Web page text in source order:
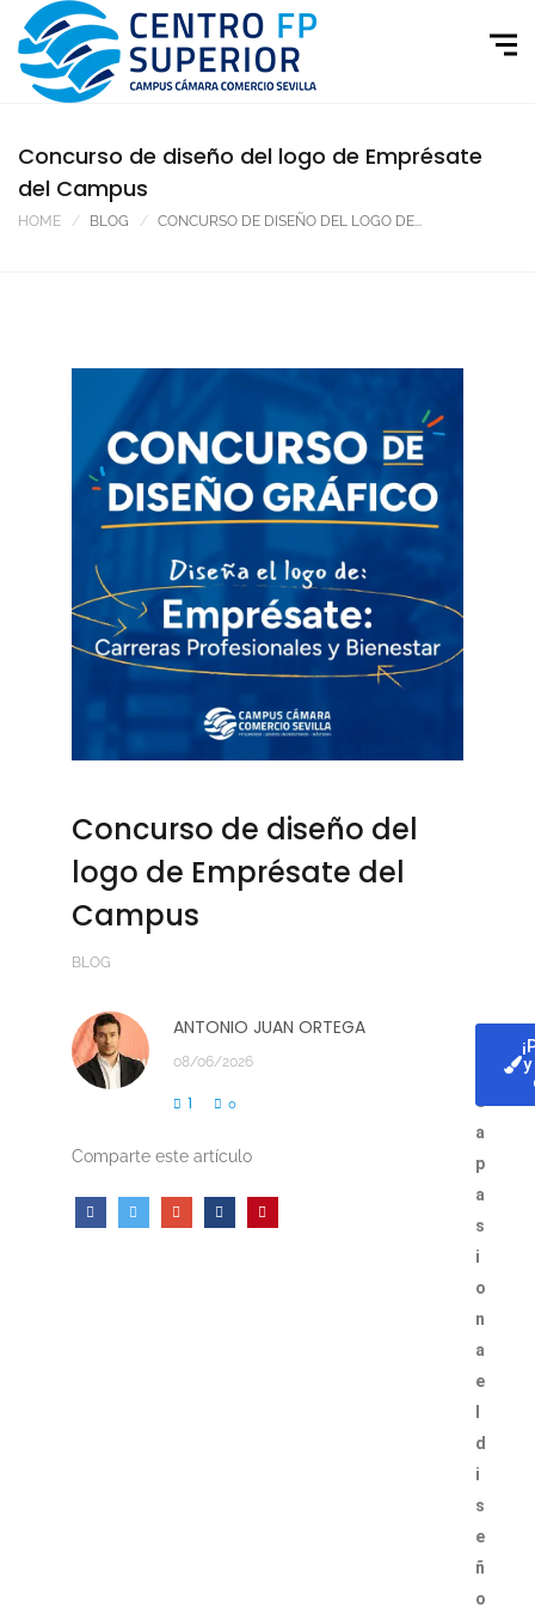
Concurso de diseño del logo de Emprésate
del Campus
HOME BLOG CONCURSO DE DISEÑO DEL LOGO DE...
Concurso de diseño del
logo de Emprésate del
Campus
BLOG
ANTONIO JUAN ORTEGA
08/06/2026
1 0
Comparte este artículo
e
a
p
a
s
i
o
n
a
e
d
i
s
e
ñ
o